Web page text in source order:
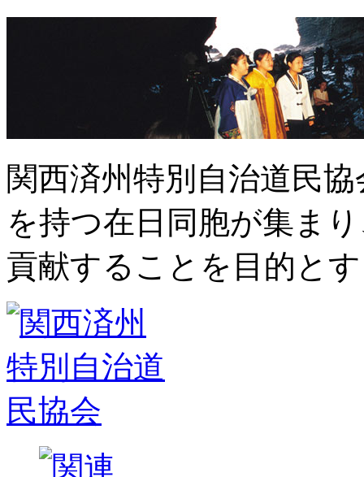
関西済州特別自治道民
を持つ在日同胞が集ま
貢献することを目的と